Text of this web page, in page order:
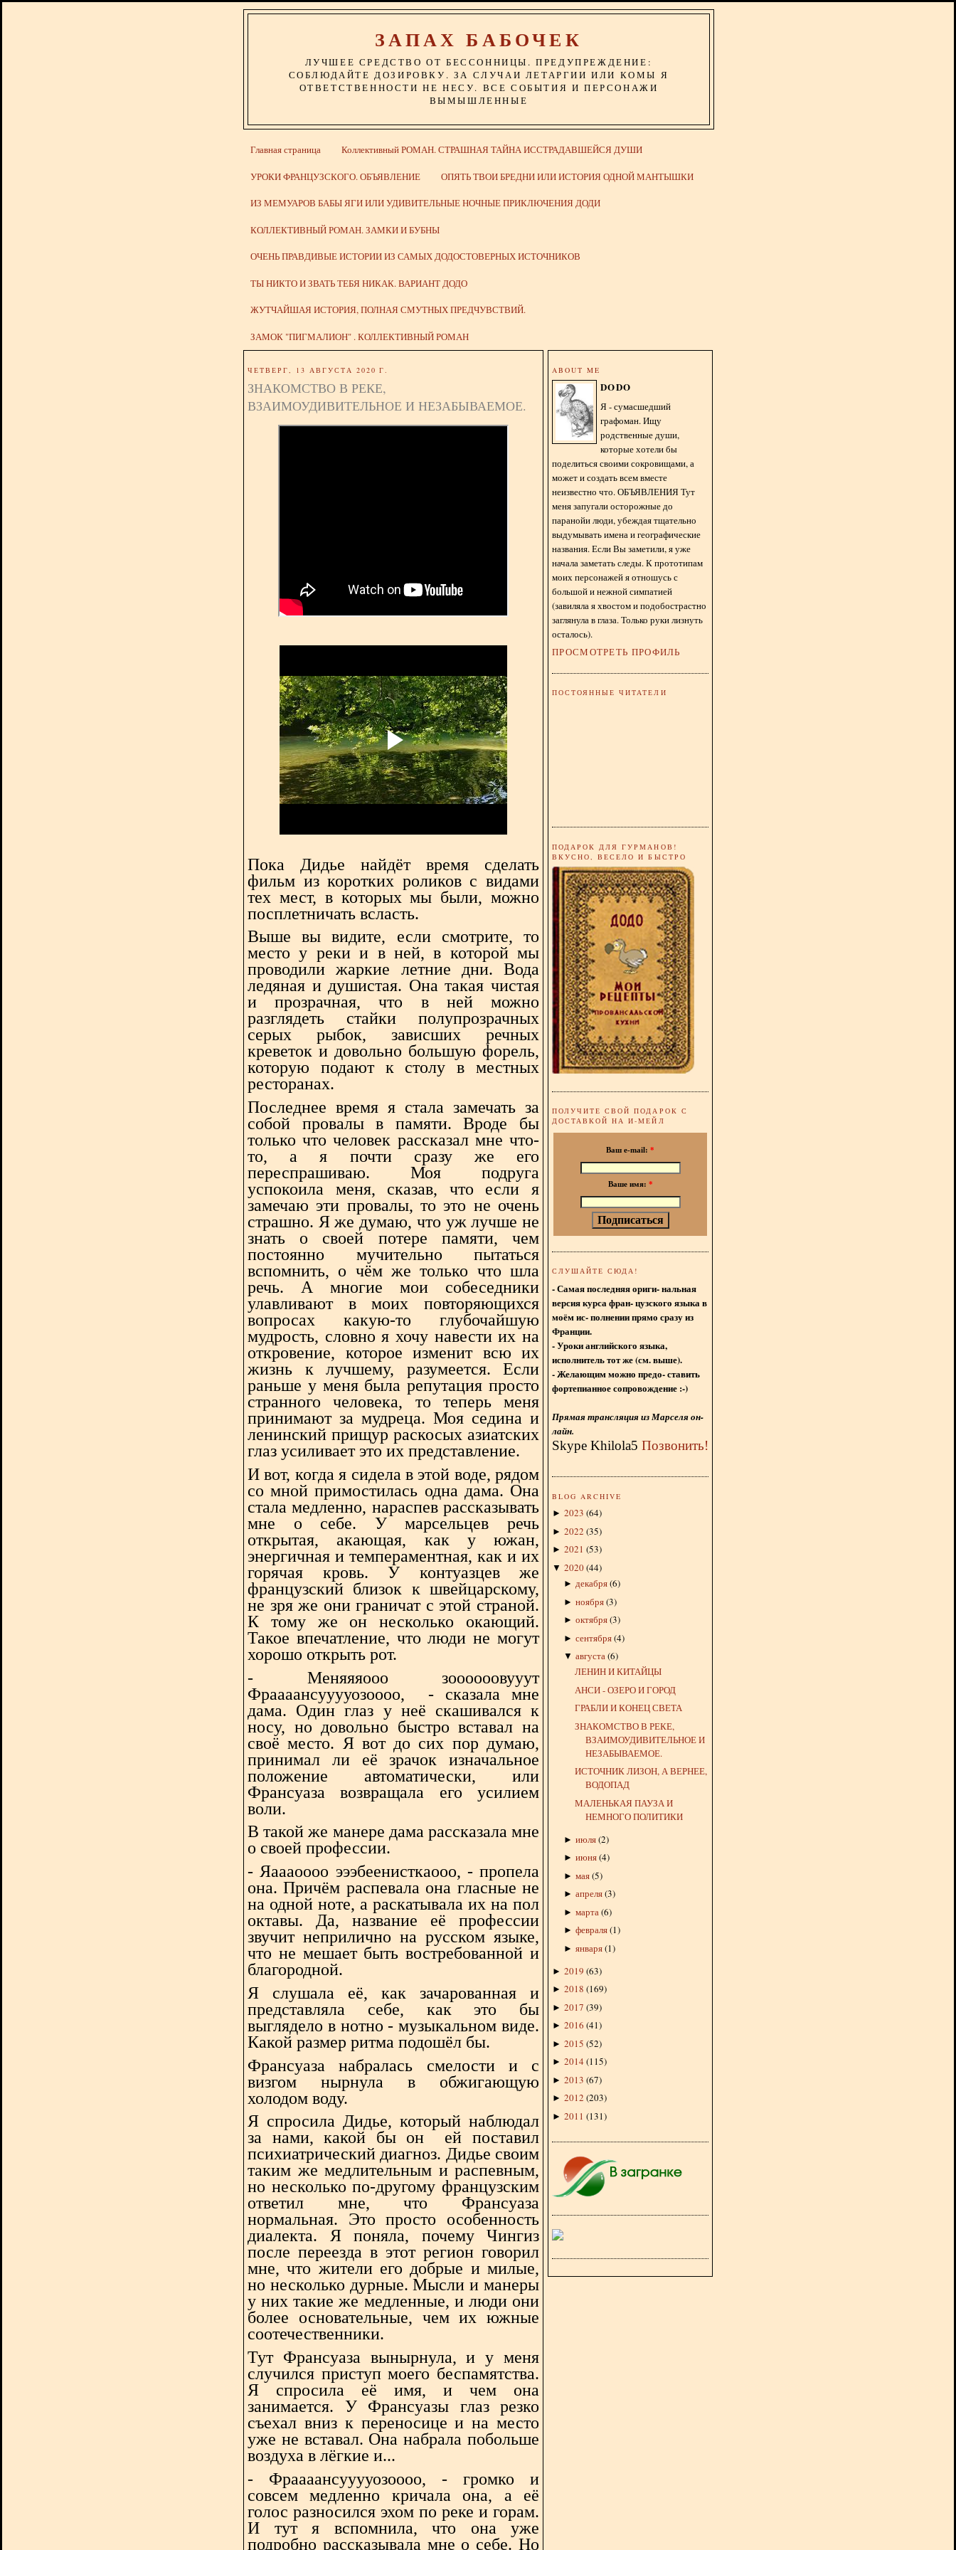
ЗАПАХ БАБОЧЕК
ЛУЧШЕЕ СРЕДСТВО ОТ БЕССОННИЦЫ. ПРЕДУПРЕЖДЕНИЕ:
СОБЛЮДАЙТЕ ДОЗИРОВКУ. ЗА СЛУЧАИ ЛЕТАРГИИ ИЛИ КОМЫ Я
ОТВЕТСТВЕННОСТИ НЕ НЕСУ. ВСЕ СОБЫТИЯ И ПЕРСОНАЖИ
ВЫМЫШЛЕННЫЕ
Главная страница Коллективный РОМАН. СТРАШНАЯ ТАЙНА ИССТРАДАВШЕЙСЯ ДУШИ
УРОКИ ФРАНЦУЗСКОГО. ОБЪЯВЛЕНИЕ ОПЯТЬ ТВОИ БРЕДНИ ИЛИ ИСТОРИЯ ОДНОЙ МАНТЫШКИ
ИЗ МЕМУАРОВ БАБЫ ЯГИ ИЛИ УДИВИТЕЛЬНЫЕ НОЧНЫЕ ПРИКЛЮЧЕНИЯ ДОДИ
КОЛЛЕКТИВНЫЙ РОМАН. ЗАМКИ И БУБНЫ
ОЧЕНЬ ПРАВДИВЫЕ ИСТОРИИ ИЗ САМЫХ ДОДОСТОВЕРНЫХ ИСТОЧНИКОВ
ТЫ НИКТО И ЗВАТЬ ТЕБЯ НИКАК. ВАРИАНТ ДОДО
ЖУТЧАЙШАЯ ИСТОРИЯ, ПОЛНАЯ СМУТНЫХ ПРЕДЧУВСТВИЙ.
ЗАМОК "ПИГМАЛИОН" . КОЛЛЕКТИВНЫЙ РОМАН
ЧЕТВЕРГ, 13 АВГУСТА 2020 Г.
ЗНАКОМСТВО В РЕКЕ,
ВЗАИМОУДИВИТЕЛЬНОЕ И НЕЗАБЫВАЕМОЕ.
Пока Дидье найдёт время сделать
фильм из коротких роликов с видами
тех мест, в которых мы были, можно
посплетничать всласть.
Выше вы видите, если смотрите, то
место у реки и в ней, в которой мы
проводили жаркие летние дни. Вода
ледяная и душистая. Она такая чистая
и прозрачная, что в ней можно
разглядеть стайки полупрозрачных
серых рыбок, зависших речных
креветок и довольно большую форель,
которую подают к столу в местных
ресторанах.
Последнее время я стала замечать за
собой провалы в памяти. Вроде бы
только что человек рассказал мне что-
то, а я почти сразу же его
переспрашиваю. Моя подруга
успокоила меня, сказав, что если я
замечаю эти провалы, то это не очень
страшно. Я же думаю, что уж лучше не
знать о своей потере памяти, чем
постоянно мучительно пытаться
вспомнить, о чём же только что шла
речь. А многие мои собеседники
улавливают в моих повторяющихся
вопросах какую-то глубочайшую
мудрость, словно я хочу навести их на
откровение, которое изменит всю их
жизнь к лучшему, разумеется. Если
раньше у меня была репутация просто
странного человека, то теперь меня
принимают за мудреца. Моя седина и
ленинский прищур раскосых азиатских
глаз усиливает это их представление.
И вот, когда я сидела в этой воде, рядом
со мной примостилась одна дама. Она
стала медленно, нараспев рассказывать
мне о себе. У марсельцев речь
открытая, акающая, как у южан,
энергичная и темпераментная, как и их
горячая кровь. У контуазцев же
французский близок к швейцарскому,
не зря же они граничат с этой страной.
К тому же он несколько окающий.
Такое впечатление, что люди не могут
хорошо открыть рот.
- Меняяяооо зоооооовууут
Фраааансууууозоооо, - сказала мне
дама. Один глаз у неё скашивался к
носу, но довольно быстро вставал на
своё место. Я вот до сих пор думаю,
принимал ли её зрачок изначальное
положение автоматически, или
Франсуаза возвращала его усилием
воли.
В такой же манере дама рассказала мне
о своей профессии.
- Яаааоооо эээбеенисткаооо, - пропела
она. Причём распевала она гласные не
на одной ноте, а раскатывала их на пол
октавы. Да, название её профессии
звучит неприлично на русском языке,
что не мешает быть востребованной и
благородной.
Я слушала её, как зачарованная и
представляла себе, как это бы
выглядело в нотно - музыкальном виде.
Какой размер ритма подошёл бы.
Франсуаза набралась смелости и с
визгом нырнула в обжигающую
холодом воду.
Я спросила Дидье, который наблюдал
за нами, какой бы он ей поставил
психиатрический диагноз. Дидье своим
таким же медлительным и распевным,
но несколько по-другому французским
ответил мне, что Франсуаза
нормальная. Это просто особенность
диалекта. Я поняла, почему Чингиз
после переезда в этот регион говорил
мне, что жители его добрые и милые,
но несколько дурные. Мысли и манеры
у них такие же медленные, и люди они
более основательные, чем их южные
соотечественники.
Тут Франсуаза вынырнула, и у меня
случился приступ моего беспамятства.
Я спросила её имя, и чем она
занимается. У Франсуазы глаз резко
съехал вниз к переносице и на место
уже не вставал. Она набрала побольше
воздуха в лёгкие и...
- Фраааансууууозоооо, - громко и
совсем медленно кричала она, а её
голос разносился эхом по реке и горам.
И тут я вспомнила, что она уже
подробно рассказывала мне о себе. Но
ABOUT ME
DODO
Я - сумасшедший
графоман. Ищу
родственные души,
которые хотели бы
поделиться своими сокровищами, а
может и создать всем вместе
неизвестно что. ОБЪЯВЛЕНИЯ Тут
меня запугали осторожные до
паранойи люди, убеждая тщательно
выдумывать имена и географические
названия. Если Вы заметили, я уже
начала заметать следы. К прототипам
моих персонажей я отношусь с
большой и нежной симпатией
(завиляла я хвостом и подобострастно
заглянула в глаза. Только руки лизнуть
осталось).
ПРОСМОТРЕТЬ ПРОФИЛЬ
ПОСТОЯННЫЕ ЧИТАТЕЛИ
ПОДАРОК ДЛЯ ГУРМАНОВ!
ВКУСНО, ВЕСЕЛО И БЫСТРО
ПОЛУЧИТЕ СВОЙ ПОДАРОК С
ДОСТАВКОЙ НА И-МЕЙЛ
Ваш e-mail: *
Ваше имя: *
СЛУШАЙТЕ СЮДА!
- Самая последняя ориги- нальная
версия курса фран- цузского языка в
моём ис- полнении прямо сразу из
Франции.
- Уроки английского языка,
исполнитель тот же (см. выше).
- Желающим можно предо- ставить
фортепианное сопровождение :-)
Прямая трансляция из Марселя он-
лайн.
Skype Khilola5 Позвонить!
BLOG ARCHIVE
► 2023 (64)
► 2022 (35)
► 2021 (53)
▼ 2020(44)
► декабря(6)
► ноября(3)
► октября(3)
► сентября(4)
▼ августа(6)
ЛЕНИН И КИТАЙЦЫ
АНСИ - ОЗЕРО И ГОРОД
ГРАБЛИ И КОНЕЦ СВЕТА
ЗНАКОМСТВО В РЕКЕ,
ВЗАИМОУДИВИТЕЛЬНОЕ И
НЕЗАБЫВАЕМОЕ.
ИСТОЧНИК ЛИЗОН, А ВЕРНЕЕ,
ВОДОПАД
МАЛЕНЬКАЯ ПАУЗА И
НЕМНОГО ПОЛИТИКИ
► июля(2)
► июня(4)
► мая(5)
► апреля(3)
► марта(6)
► февраля(1)
► января(1)
► 2019 (63)
► 2018 (169)
► 2017 (39)
► 2016 (41)
► 2015 (52)
► 2014 (115)
► 2013 (67)
► 2012 (203)
► 2011 (131)